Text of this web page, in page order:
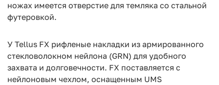
ножах имеется отверстие для темляка со стальной
футеровкой.
У Tellus FX рифленые накладки из армированного
стекловолокном нейлона (GRN) для удобного
захвата и долговечности. FX поставляется с
нейлоновым чехлом, оснащенным UMS